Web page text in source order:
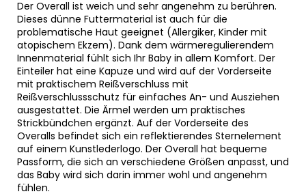
Der Overall ist weich und sehr angenehm zu berühren.
Dieses dünne Futtermaterial ist auch für die
problematische Haut geeignet (Allergiker, Kinder mit
atopischem Ekzem). Dank dem wärmeregulierendem
Innenmaterial fühlt sich Ihr Baby in allem Komfort. Der
Einteiler hat eine Kapuze und wird auf der Vorderseite
mit praktischem Reißverschluss mit
Reißverschlussschutz für einfaches An- und Ausziehen
ausgestattet. Die Ärmel werden um praktisches
Strickbündchen ergänzt. Auf der Vorderseite des
Overalls befindet sich ein reflektierendes Sternelement
auf einem Kunstlederlogo. Der Overall hat bequeme
Passform, die sich an verschiedene Größen anpasst, und
das Baby wird sich darin immer wohl und angenehm
fühlen.